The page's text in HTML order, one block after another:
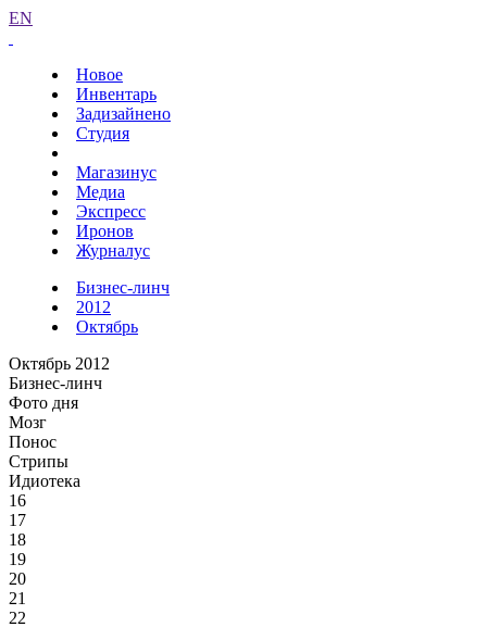
EN
Новое
Инвентарь
Задизайнено
Студия
Магазинус
Медиа
Экспресс
Иронов
Журналус
Бизнес-линч
2012
Октябрь
Октябрь 2012
Бизнес-линч
Фото дня
Мозг
Понос
Стрипы
Идиотека
16
17
18
19
20
21
22